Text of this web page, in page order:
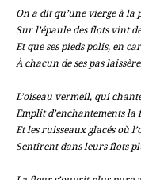
On a dit qu’une vierge à la
Sur l’épaule des flots vint
Et que ses pieds polis, en
À chacun de ses pas
L’oiseau vermeil, qui
Emplit d’enchantements la
Et les ruisseaux glacés où
Sentirent dans leurs flots